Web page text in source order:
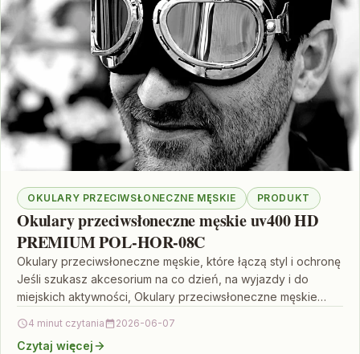
OKULARY PRZECIWSŁONECZNE MĘSKIE PRODUKT
Okulary przeciwsłoneczne męskie uv400 HD
PREMIUM POL-HOR-08C
Okulary przeciwsłoneczne męskie, które łączą styl i ochronę
Jeśli szukasz akcesorium na co dzień, na wyjazdy i do
miejskich aktywności, Okulary przeciwsłoneczne męskie
4 minut czytania 2026-06-07
Czytaj więcej